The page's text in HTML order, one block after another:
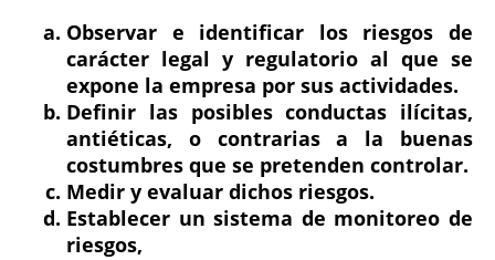
Observar e identificar los riesgos de
carácter legal y regulatorio al que se
expone la empresa por sus actividades.
Definir las posibles conductas ilícitas,
antiéticas, o contrarias a la buenas
costumbres que se pretenden controlar.
Medir y evaluar dichos riesgos.
Establecer un sistema de monitoreo de
riesgos,